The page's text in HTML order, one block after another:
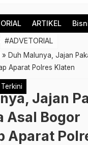
ARTIKEL
#ADVETORIAL
» Duh Malunya, Jajan
Aparat Polres Klaten
Jajan
Asal Bogor
Aparat